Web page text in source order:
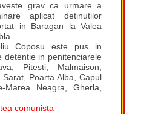
grav ca urmare a
aplicat detinutilor
in Baragan la Valea
Coposu este pus in
detentie in penitenciarele
Pitesti, Malmaison,
Poarta Alba, Capul
Marea Neagra, Gherla,
comunista